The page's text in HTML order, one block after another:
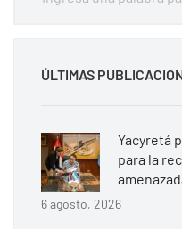
ÚLTIMAS
Yacyretá
para la
6 agosto, 2026